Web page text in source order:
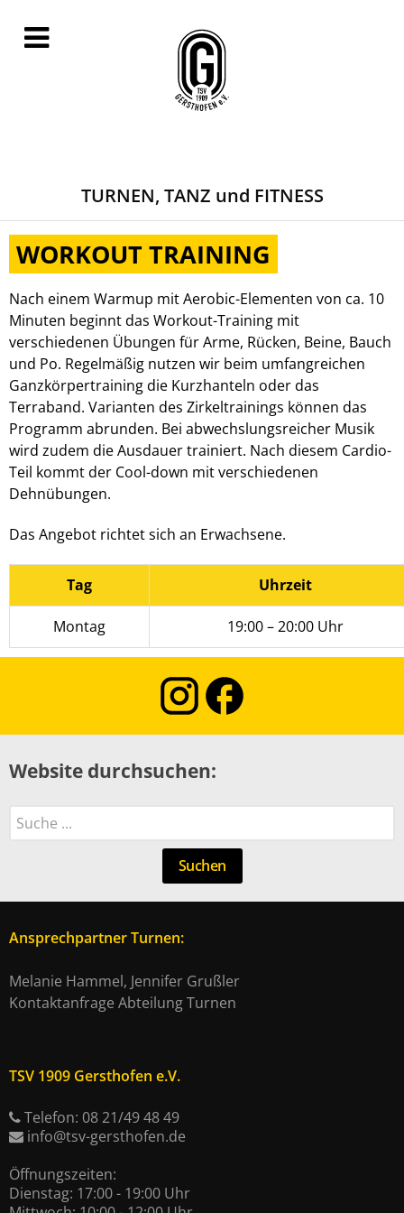
TURNEN, TANZ und FITNESS
WORKOUT TRAINING
Nach einem Warmup mit Aerobic-Elementen von ca. 10
Minuten beginnt das Workout-Training mit
verschiedenen Übungen für Arme, Rücken, Beine, Bauch
und Po. Regelmäßig nutzen wir beim umfangreichen
Ganzkörpertraining die Kurzhanteln oder das
Terraband. Varianten des Zirkeltrainings können das
Programm abrunden. Bei abwechslungsreicher Musik
wird zudem die Ausdauer trainiert. Nach diesem Cardio-
Teil kommt der Cool-down mit verschiedenen
Dehnübungen.
Das Angebot richtet sich an Erwachsene.
Tag Uhrzeit
Montag 19:00 – 20:00 Uhr
Website durchsuchen:
Suchen
Suchen
Ansprechpartner Turnen:
Melanie Hammel, Jennifer Grußler
Kontaktanfrage Abteilung Turnen
TSV 1909 Gersthofen e.V.
Telefon: 08 21/49 48 49
info@tsv-gersthofen.de
Öffnungszeiten:
Dienstag: 17:00 - 19:00 Uhr